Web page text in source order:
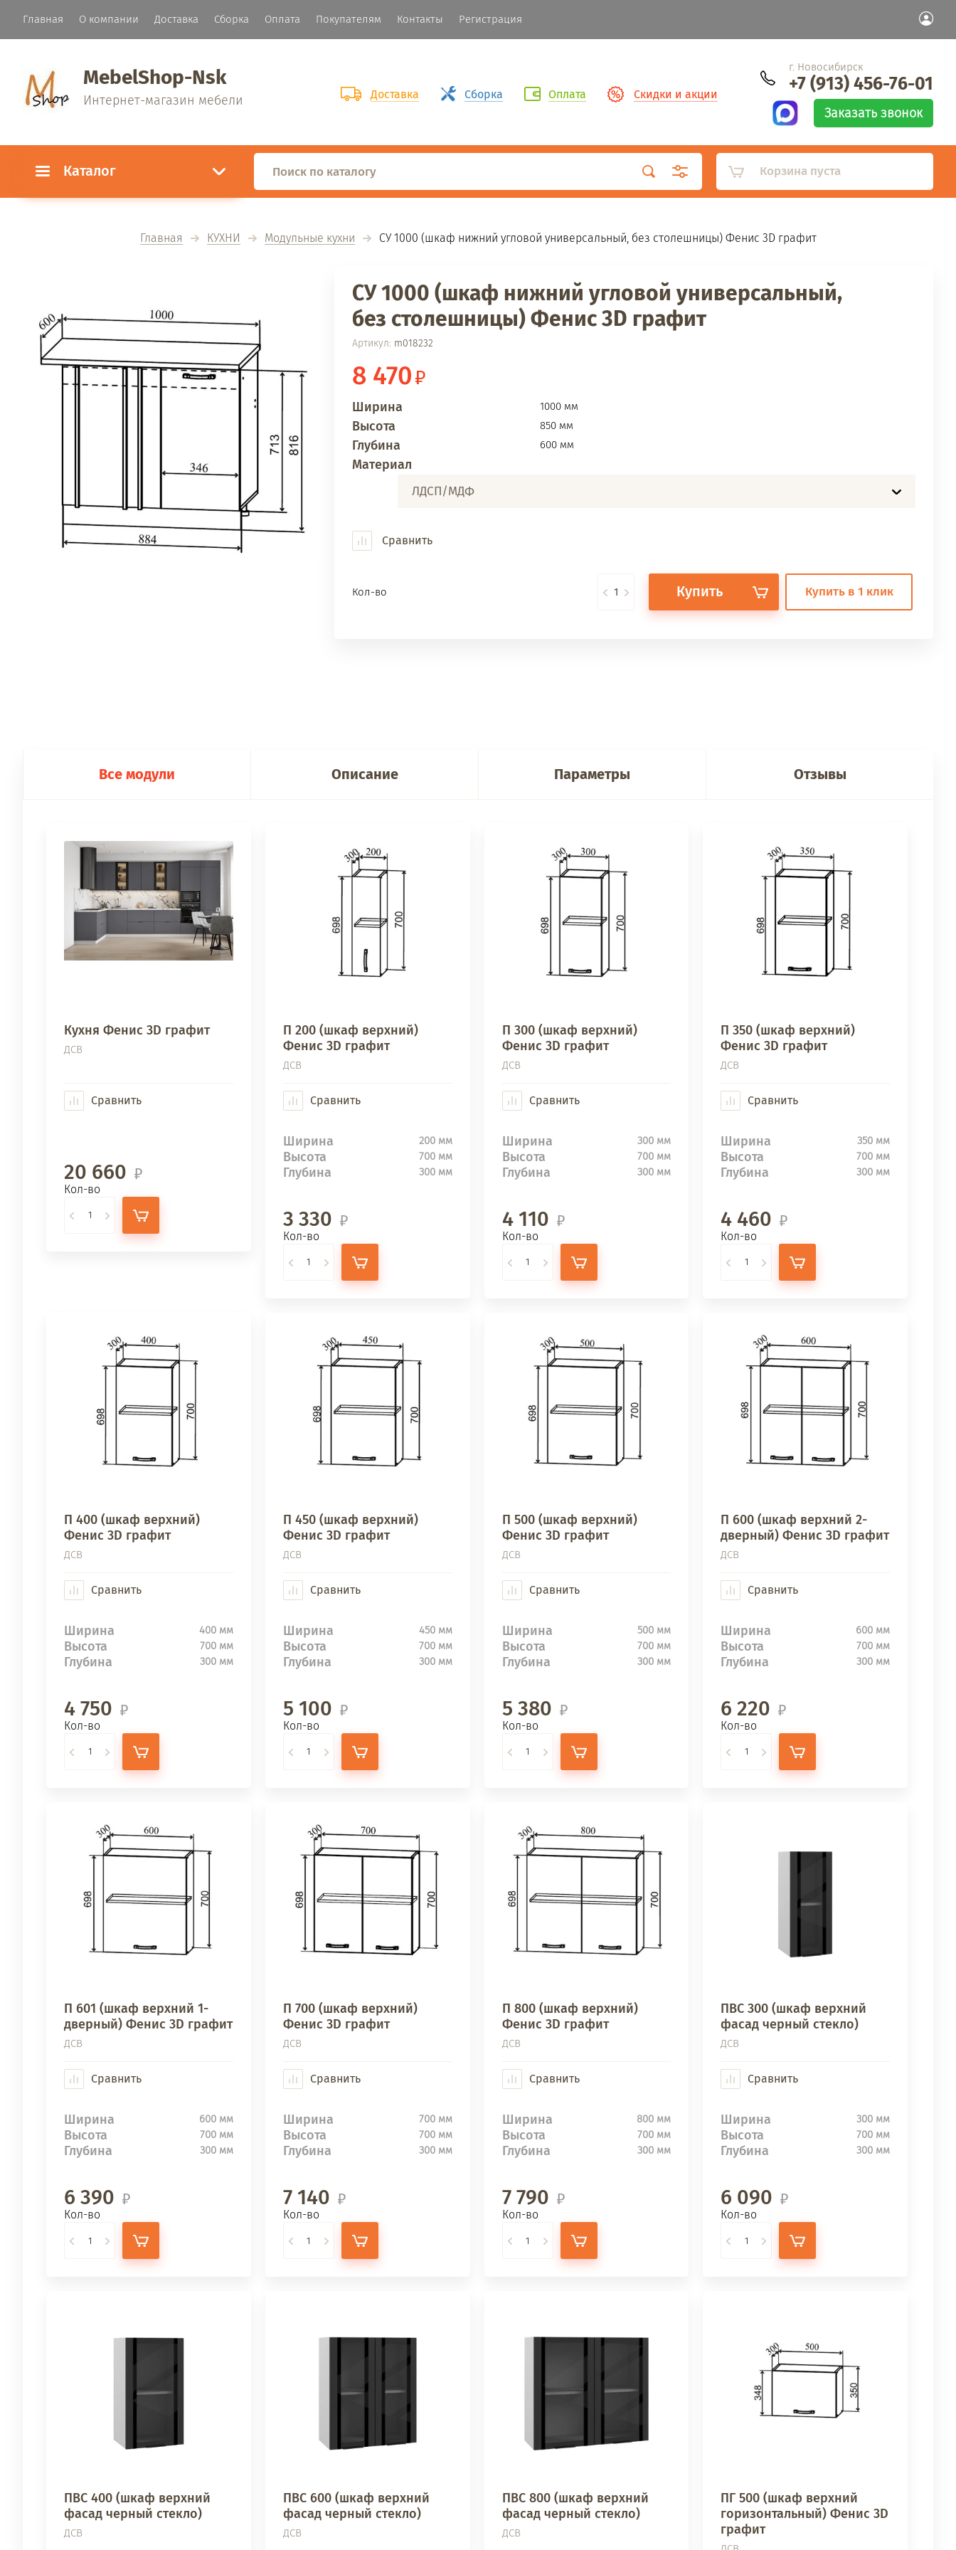
Главная О компании Доставка Сборка Оплата Покупателям Контакты Регистрация
MebelShop-Nsk
Интернет-магазин мебели Доставка Оплата Скидки и акции
Сборка
г. Новосибирск
+7 (913) 456-76-01
Заказать звонок
Каталог Корзина пуста
Главная КУХНИ Модульные кухни
  СУ 1000 (шкаф нижний угловой универсальный, без столешницы) Фенис 3D графит
СУ 1000 (шкаф нижний угловой универсальный,
без столешницы) Фенис 3D графит
Артикул: m018232
8 470
Ширина 1000 мм
Высота 850 мм
Глубина 600 мм
Материал
ЛДСП/МДФ
Сравнить
Кол-во Купить Купить в 1 клик
Все модули Описание Параметры Отзывы
Кухня Фенис 3D графит
ДСВ
Сравнить
20 660
Кол-во
П 200 (шкаф верхний)
Фенис 3D графит
ДСВ
Сравнить
Ширина 200 мм
Высота 700 мм
Глубина 300 мм
3 330
Кол-во
П 300 (шкаф верхний)
Фенис 3D графит
ДСВ
Сравнить
Ширина 300 мм
Высота 700 мм
Глубина 300 мм
4 110
Кол-во
П 350 (шкаф верхний)
Фенис 3D графит
ДСВ
Сравнить
Ширина 350 мм
Высота 700 мм
Глубина 300 мм
4 460
Кол-во
П 400 (шкаф верхний)
Фенис 3D графит
ДСВ
Сравнить
Ширина 400 мм
Высота 700 мм
Глубина 300 мм
4 750
Кол-во
П 450 (шкаф верхний)
Фенис 3D графит
ДСВ
Сравнить
Ширина 450 мм
Высота 700 мм
Глубина 300 мм
5 100
Кол-во
П 500 (шкаф верхний)
Фенис 3D графит
ДСВ
Сравнить
Ширина 500 мм
Высота 700 мм
Глубина 300 мм
5 380
Кол-во
П 600 (шкаф верхний 2-
дверный) Фенис 3D графит
ДСВ
Сравнить
Ширина 600 мм
Высота 700 мм
Глубина 300 мм
6 220
Кол-во
П 601 (шкаф верхний 1-
дверный) Фенис 3D графит
ДСВ
Сравнить
Ширина 600 мм
Высота 700 мм
Глубина 300 мм
6 390
Кол-во
П 700 (шкаф верхний)
Фенис 3D графит
ДСВ
Сравнить
Ширина 700 мм
Высота 700 мм
Глубина 300 мм
7 140
Кол-во
П 800 (шкаф верхний)
Фенис 3D графит
ДСВ
Сравнить
Ширина 800 мм
Высота 700 мм
Глубина 300 мм
7 790
Кол-во
ПВС 300 (шкаф верхний
фасад черный стекло)
ДСВ
Сравнить
Ширина 300 мм
Высота 700 мм
Глубина 300 мм
6 090
Кол-во
ПВС 400 (шкаф верхний
фасад черный стекло)
ДСВ
ПВС 600 (шкаф верхний
фасад черный стекло)
ДСВ
ПВС 800 (шкаф верхний
фасад черный стекло)
ДСВ
ПГ 500 (шкаф верхний
горизонтальный) Фенис 3D
графит